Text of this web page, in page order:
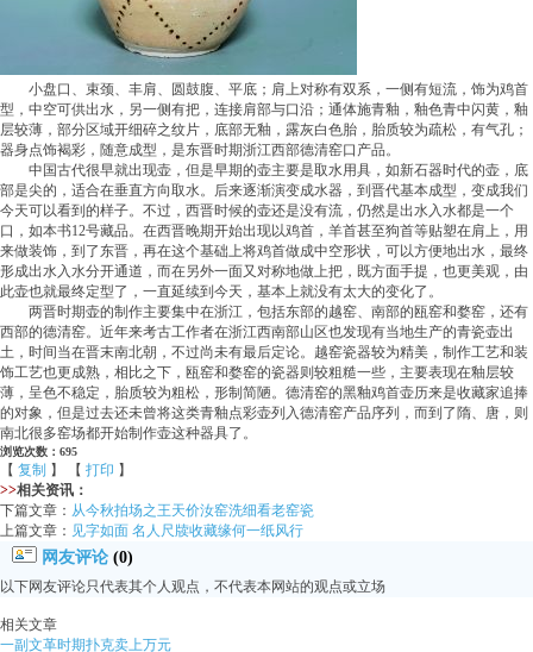
小盘口、束颈、丰肩、圆鼓腹、平底；肩上对称有双系，一侧有短流，饰为鸡首
型，中空可供出水，另一侧有把，连接肩部与口沿；通体施青釉，釉色青中闪黄，釉
层较薄，部分区域开细碎之纹片，底部无釉，露灰白色胎，胎质较为疏松，有气孔；
器身点饰褐彩，随意成型，是东晋时期浙江西部德清窑口产品。
中国古代很早就出现壶，但是早期的壶主要是取水用具，如新石器时代的壶，底
部是尖的，适合在垂直方向取水。后来逐渐演变成水器，到晋代基本成型，变成我们
今天可以看到的样子。不过，西晋时候的壶还是没有流，仍然是出水入水都是一个
口，如本书12号藏品。在西晋晚期开始出现以鸡首，羊首甚至狗首等贴塑在肩上，用
来做装饰，到了东晋，再在这个基础上将鸡首做成中空形状，可以方便地出水，最终
形成出水入水分开通道，而在另外一面又对称地做上把，既方面手提，也更美观，由
此壶也就最终定型了，一直延续到今天，基本上就没有太大的变化了。
两晋时期壶的制作主要集中在浙江，包括东部的越窑、南部的瓯窑和婺窑，还有
西部的德清窑。近年来考古工作者在浙江西南部山区也发现有当地生产的青瓷壶出
土，时间当在晋末南北朝，不过尚未有最后定论。越窑瓷器较为精美，制作工艺和装
饰工艺也更成熟，相比之下，瓯窑和婺窑的瓷器则较粗糙一些，主要表现在釉层较
薄，呈色不稳定，胎质较为粗松，形制简陋。德清窑的黑釉鸡首壶历来是收藏家追捧
的对象，但是过去还未曾将这类青釉点彩壶列入德清窑产品序列，而到了隋、唐，则
南北很多窑场都开始制作壶这种器具了。
浏览次数：695
【 复制 】 【 打印 】
>>相关资讯：
下篇文章： 从今秋拍场之王天价汝窑洗细看老窑瓷
上篇文章： 见字如面 名人尺牍收藏缘何一纸风行
网友评论 (0)
以下网友评论只代表其个人观点，不代表本网站的观点或立场
相关文章
一副文革时期扑克卖上万元